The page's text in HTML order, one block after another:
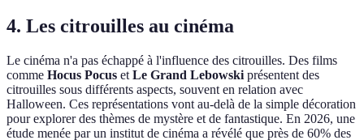
4. Les citrouilles au cinéma
Le cinéma n'a pas échappé à l'influence des citrouilles. Des films
comme Hocus Pocus et Le Grand Lebowski présentent des
citrouilles sous différents aspects, souvent en relation avec
Halloween. Ces représentations vont au-delà de la simple décoration
pour explorer des thèmes de mystère et de fantastique. En 2026, une
étude menée par un institut de cinéma a révélé que près de 60% des